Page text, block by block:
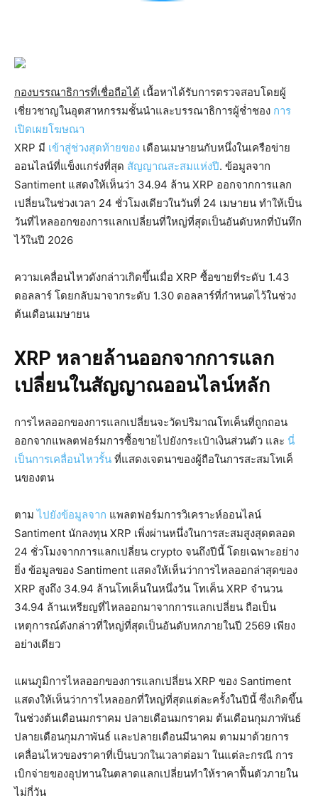
กองบรรณาธิการที่เชื่อถือได้ เนื้อหาได้รับการตรวจสอบโดยผู้
เชี่ยวชาญในอุตสาหกรรมชั้นนำและบรรณาธิการผู้ช่ำชอง การ
เปิดเผยโฆษณา
XRP มี เข้าสู่ช่วงสุดท้ายของ เดือนเมษายนกับหนึ่งในเครือข่าย
ออนไลน์ที่แข็งแกร่งที่สุด สัญญาณสะสมแห่งปี. ข้อมูลจาก
Santiment แสดงให้เห็นว่า 34.94 ล้าน XRP ออกจากการแลก
เปลี่ยนในช่วงเวลา 24 ชั่วโมงเดียวในวันที่ 24 เมษายน ทำให้เป็น
วันที่ไหลออกของการแลกเปลี่ยนที่ใหญ่ที่สุดเป็นอันดับหกที่บันทึก
ไว้ในปี 2026
ความเคลื่อนไหวดังกล่าวเกิดขึ้นเมื่อ XRP ซื้อขายที่ระดับ 1.43
ดอลลาร์ โดยกลับมาจากระดับ 1.30 ดอลลาร์ที่กำหนดไว้ในช่วง
ต้นเดือนเมษายน
XRP หลายล้านออกจากการแลก
เปลี่ยนในสัญญาณออนไลน์หลัก
การไหลออกของการแลกเปลี่ยนจะวัดปริมาณโทเค็นที่ถูกถอน
ออกจากแพลตฟอร์มการซื้อขายไปยังกระเป๋าเงินส่วนตัว และ นี่
เป็นการเคลื่อนไหวรั้น ที่แสดงเจตนาของผู้ถือในการสะสมโทเค็
นของตน
ตามไปยังข้อมูลจาก แพลตฟอร์มการวิเคราะห์ออนไลน์
Santiment นักลงทุน XRP เพิ่งผ่านหนึ่งในการสะสมสูงสุดตลอด
24 ชั่วโมงจากการแลกเปลี่ยน crypto จนถึงปีนี้ โดยเฉพาะอย่าง
ยิ่ง ข้อมูลของ Santiment แสดงให้เห็นว่าการไหลออกล่าสุดของ
XRP สูงถึง 34.94 ล้านโทเค็นในหนึ่งวัน โทเค็น XRP จำนวน
34.94 ล้านเหรียญที่ไหลออกมาจากการแลกเปลี่ยน ถือเป็น
เหตุการณ์ดังกล่าวที่ใหญ่ที่สุดเป็นอันดับหกภายในปี 2569 เพียง
อย่างเดียว
แผนภูมิการไหลออกของการแลกเปลี่ยน XRP ของ Santiment
แสดงให้เห็นว่าการไหลออกที่ใหญ่ที่สุดแต่ละครั้งในปีนี้ ซึ่งเกิดขึ้น
ในช่วงต้นเดือนมกราคม ปลายเดือนมกราคม ต้นเดือนกุมภาพันธ์
ปลายเดือนกุมภาพันธ์ และปลายเดือนมีนาคม ตามมาด้วยการ
เคลื่อนไหวของราคาที่เป็นบวกในเวลาต่อมา ในแต่ละกรณี การ
เบิกจ่ายของอุปทานในตลาดแลกเปลี่ยนทำให้ราคาฟื้นตัวภายใน
ไม่กี่วัน